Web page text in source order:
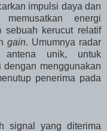
impulsi daya dan
energi
sebuah kerucut relatif
gain. Umumnya radar
antena unik, untuk
dengan menggunakan
penerima pada
signal yang diterima